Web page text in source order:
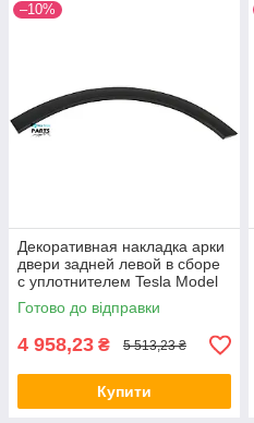
–10%
Декоративная накладка арки
двери задней левой в сборе
с уплотнителем Tesla Model
X (1045892-00-D) ALL
Качество + 1120
Готово до відправки
4 958,23 ₴ 5 513,23 ₴
Купити